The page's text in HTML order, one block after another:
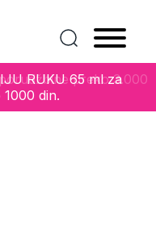
preko 3.000
RUKU 65 ml za
din.
normalnu i mešovitu